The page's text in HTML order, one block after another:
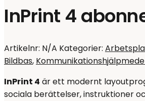
InPrint 4
Artikelnr: N/A Kategorier:
Bildbas,
InPrint 4 är ett modernt
sociala berättelser, instruktioner